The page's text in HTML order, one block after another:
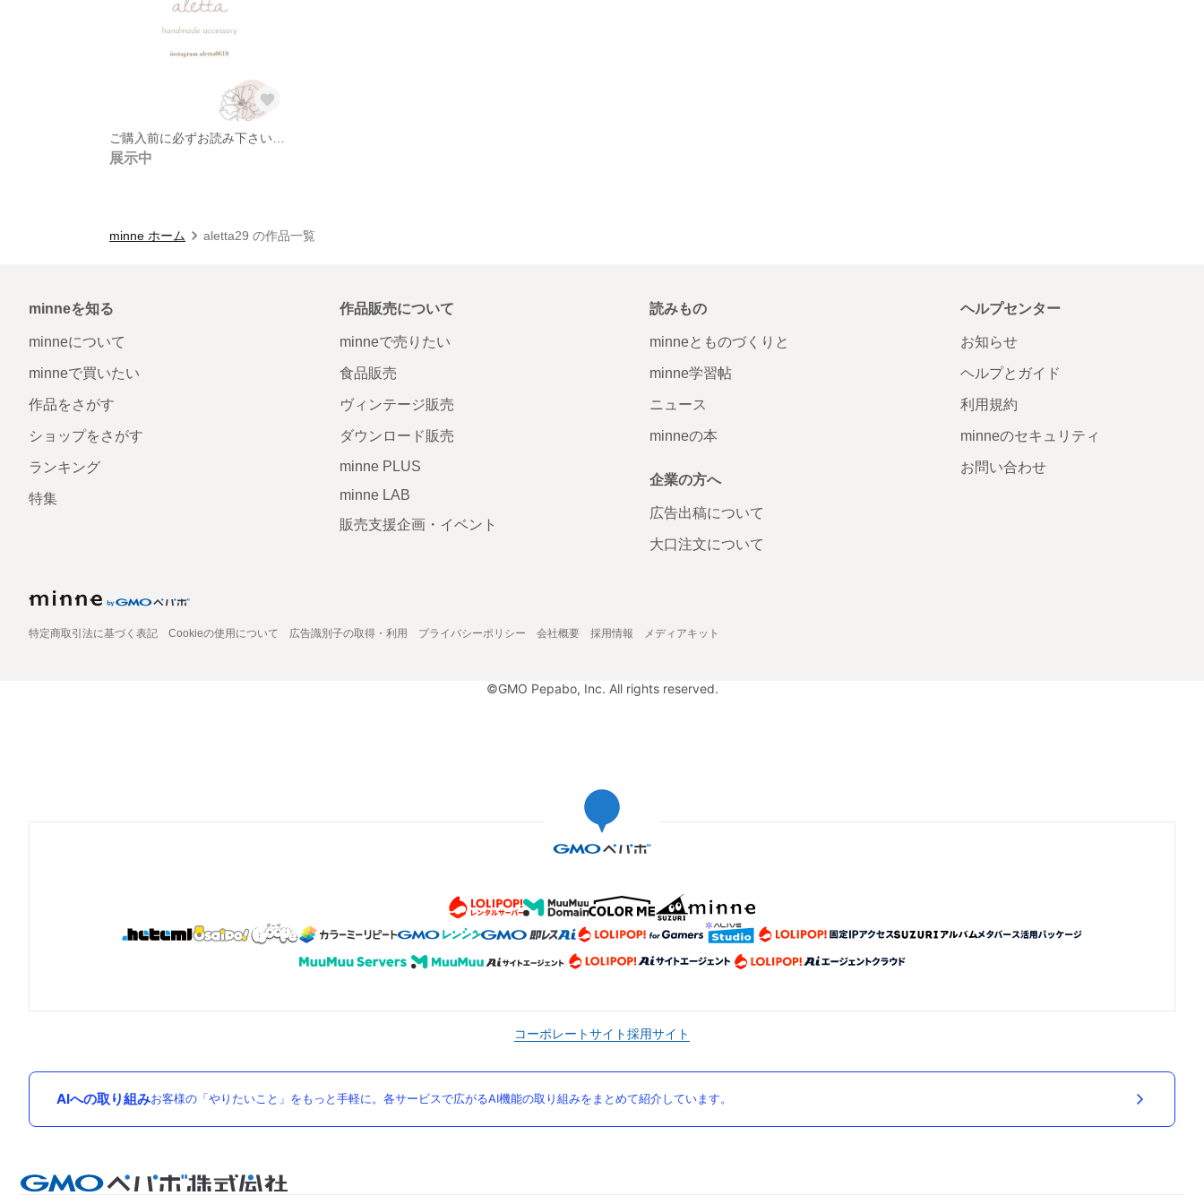
展示中
minne ホーム aletta29 の作品一覧
minneを知る
minneについて
minneで買いたい
作品をさがす
ショップをさがす
ランキング
特集
作品販売について
minneで売りたい
食品販売
ヴィンテージ販売
ダウンロード販売
minne PLUS
minne LAB
販売支援企画・イベント
読みもの
minneとものづくりと
minne学習帖
ニュース
minneの本
企業の方へ
広告出稿について
大口注文について
ヘルプセンター
お知らせ
ヘルプとガイド
利用規約
minneのセキュリティ
お問い合わせ
特定商取引法に基づく表記 Cookieの使用について 広告識別子の取得・利用 プライバシーポリシー 会社概要 採用情報 メディアキット
©GMO Pepabo, Inc. All rights reserved.
コーポレートサイト採用サイト
AIへの取り組みお客様の「やりたいこと」をもっと手軽に。各サービスで広がるAI機能の取り組みをまとめて紹介しています。